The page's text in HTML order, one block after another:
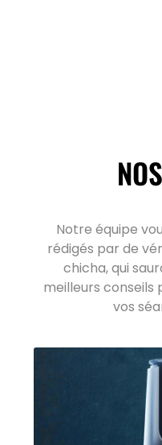
Notre équipe
rédigés par de
chicha, qui
meilleurs conseils
vos